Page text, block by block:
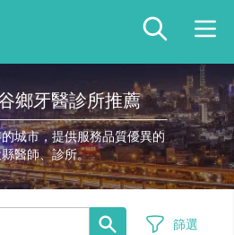
鄉牙醫診所推薦
城市，提供服務品質優異的
醫師、診所。
篩選